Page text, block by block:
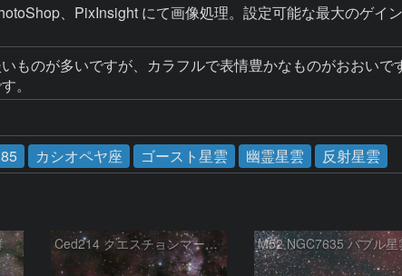
、PixInsight にて画像処理。設定可能な最大のゲ
ものが多いですが、カラフルで表情豊かなものがおおい
。
カシオペヤ座 ゴースト星雲 幽霊星雲 反射星雲
Ced214 クエスチョンマーク星雲の“心臓部”